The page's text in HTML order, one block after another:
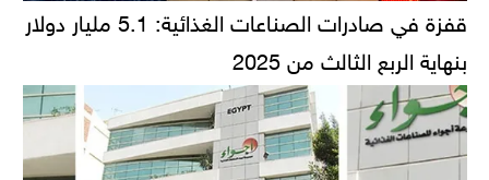
قفزة في صادرات الصناعات الغذائية: 5.1 مليار دولار
بنهاية الربع الثالث من 2025